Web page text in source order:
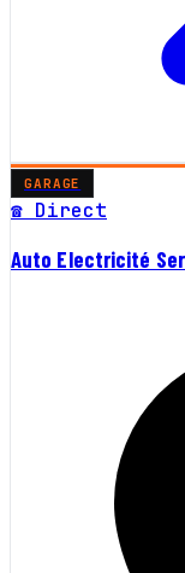
GARAGE
☎ Direct
Auto Electricité